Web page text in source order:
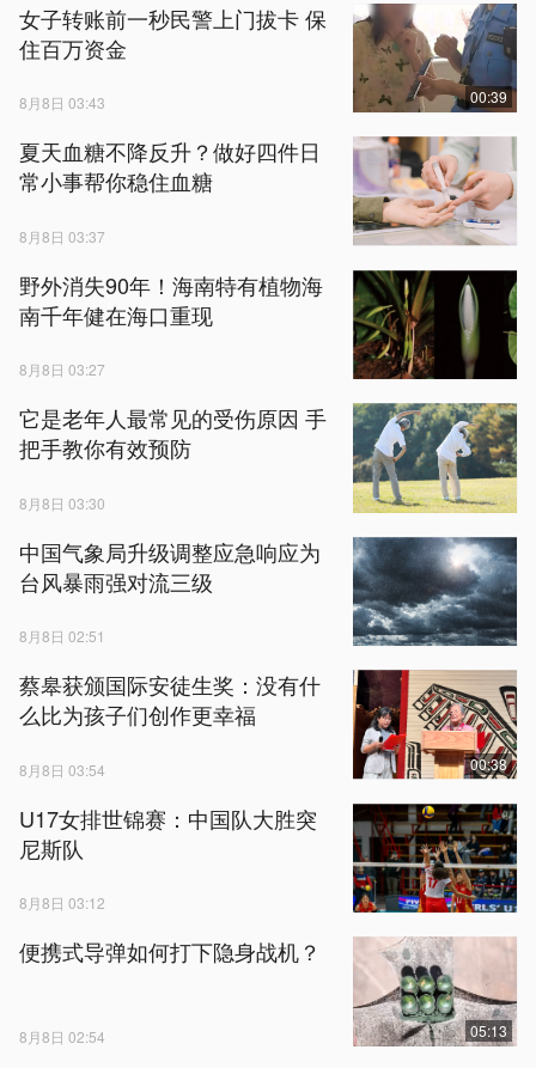
女子转账前一秒民警上门拔卡 保
住百万资金
8月8日 03:43 00:39
夏天血糖不降反升？做好四件日
常小事帮你稳住血糖
8月8日 03:37
野外消失90年！海南特有植物海
南千年健在海口重现
8月8日 03:27
它是老年人最常见的受伤原因 手
把手教你有效预防
8月8日 03:30
中国气象局升级调整应急响应为
台风暴雨强对流三级
8月8日 02:51
蔡皋获颁国际安徒生奖：没有什
么比为孩子们创作更幸福
8月8日 03:54 00:38
U17女排世锦赛：中国队大胜突
尼斯队
8月8日 03:12
便携式导弹如何打下隐身战机？
8月8日 02:54 05:13